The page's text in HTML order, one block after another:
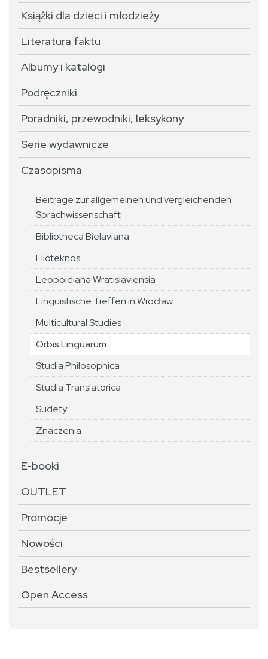
Książki dla dzieci i młodzieży
Literatura faktu
Albumy i katalogi
Podręczniki
Poradniki, przewodniki, leksykony
Serie wydawnicze
Czasopisma
Beiträge zur allgemeinen und vergleichenden
Sprachwissenschaft
Bibliotheca Bielaviana
Filoteknos
Leopoldiana Wratislaviensia
Linguistische Treffen in Wrocław
Multicultural Studies
Orbis Linguarum
Studia Philosophica
Studia Translatorica
Sudety
Znaczenia
E-booki
OUTLET
Promocje
Nowości
Bestsellery
Open Access